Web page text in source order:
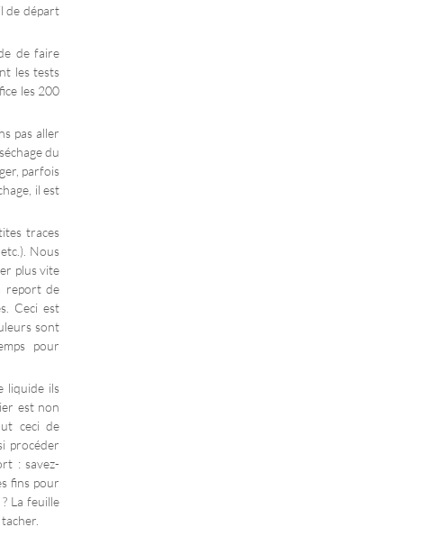
de départ
de faire
les tests
les 200
pas aller
du
parfois
il est
traces
Nous
plus vite
report de
Ceci est
sont
pour
liquide ils
est non
ceci de
procéder
: savez-
fins pour
La feuille